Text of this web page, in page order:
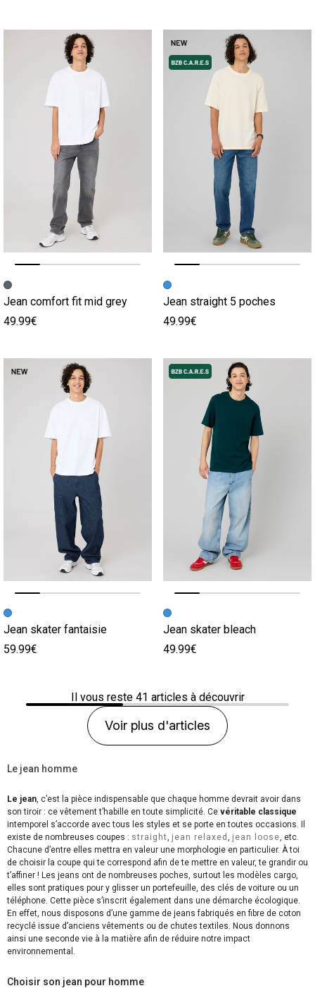
Image précédente
Image suivante
Jean comfort fit mid grey
49.99€
Image précédente
Image suivante
Jean straight 5 poches
49.99€
Image précédente
Image suivante
Jean skater fantaisie
59.99€
Image précédente
Image suivante
Jean skater bleach
49.99€
Il vous reste 41 articles à découvrir
Voir plus d'articles
Le jean homme
Le jean, c’est la pièce indispensable que chaque homme devrait avoir dans
son tiroir : ce vêtement t’habille en toute simplicité. Ce véritable classique
intemporel s’accorde avec tous les styles et se porte en toutes occasions. Il
existe de nombreuses coupes : straight, jean relaxed , jean loose, etc.
Chacune d’entre elles mettra en valeur une morphologie en particulier. À toi
de choisir la coupe qui te correspond afin de te mettre en valeur, te grandir ou
t’affiner ! Les jeans ont de nombreuses poches, surtout les modèles cargo,
elles sont pratiques pour y glisser un portefeuille, des clés de voiture ou un
téléphone. Cette pièce s’inscrit également dans une démarche écologique.
En effet, nous disposons d’une gamme de jeans fabriqués en fibre de coton
recyclé issue d’anciens vêtements ou de chutes textiles. Nous donnons
ainsi une seconde vie à la matière afin de réduire notre impact
environnemental.
Choisir son jean pour homme